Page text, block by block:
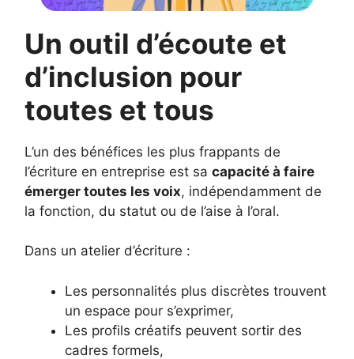
Un outil d’écoute et
d’inclusion pour
toutes et tous
L’un des bénéfices les plus frappants de
l’écriture en entreprise est sa capacité à faire
émerger toutes les voix, indépendamment de
la fonction, du statut ou de l’aise à l’oral.
Dans un atelier d’écriture :
Les personnalités plus discrètes trouvent
un espace pour s’exprimer,
Les profils créatifs peuvent sortir des
cadres formels,